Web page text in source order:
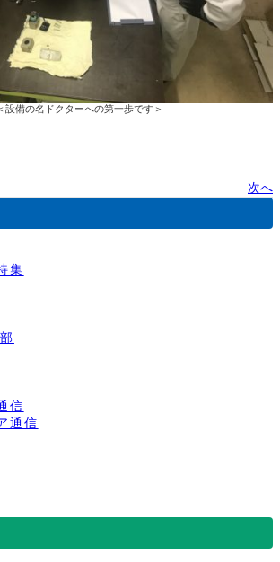
設備の名ドクターへの第一歩です＞
次へ
集
信
通信